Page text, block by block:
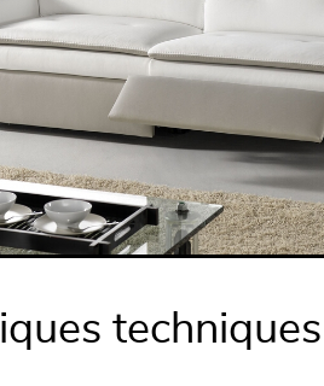
techniques